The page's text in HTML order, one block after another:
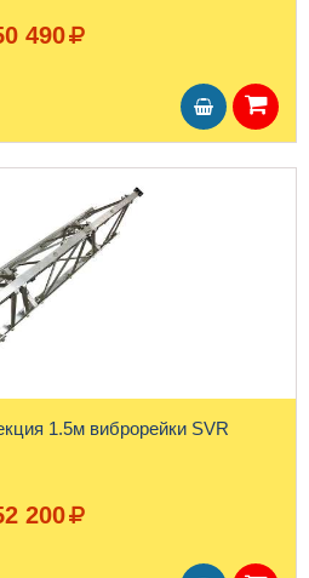
490
1.5м виброрейки SVR
200